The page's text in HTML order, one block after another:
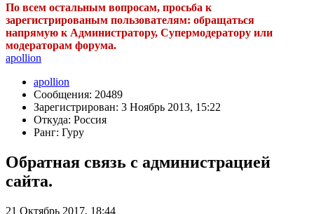
По всем остальным вопросам, просьба к
зарегистрированым пользователям: обращаться
напрямую к Администратору, Супермодератору или
модераторам форума.
apollion
apollion
Сообщения: 20489
Зарегистрирован: 3 Ноябрь 2013, 15:22
Откуда: Россия
Ранг: Гуру
Обратная связь с администрацией
сайта.
21 Октябрь 2017, 18:44